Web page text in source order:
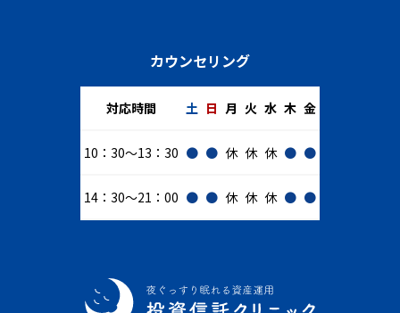
カウンセリング
対応時間 土 日 月 火 水 木 金
10：30～13：30 ● ● 休 休 休 ● ●
14：30～21：00 ● ● 休 休 休 ● ●